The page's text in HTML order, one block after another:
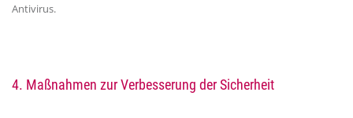
Antivirus.
4. Maßnahmen zur Verbesserung der Sicherheit